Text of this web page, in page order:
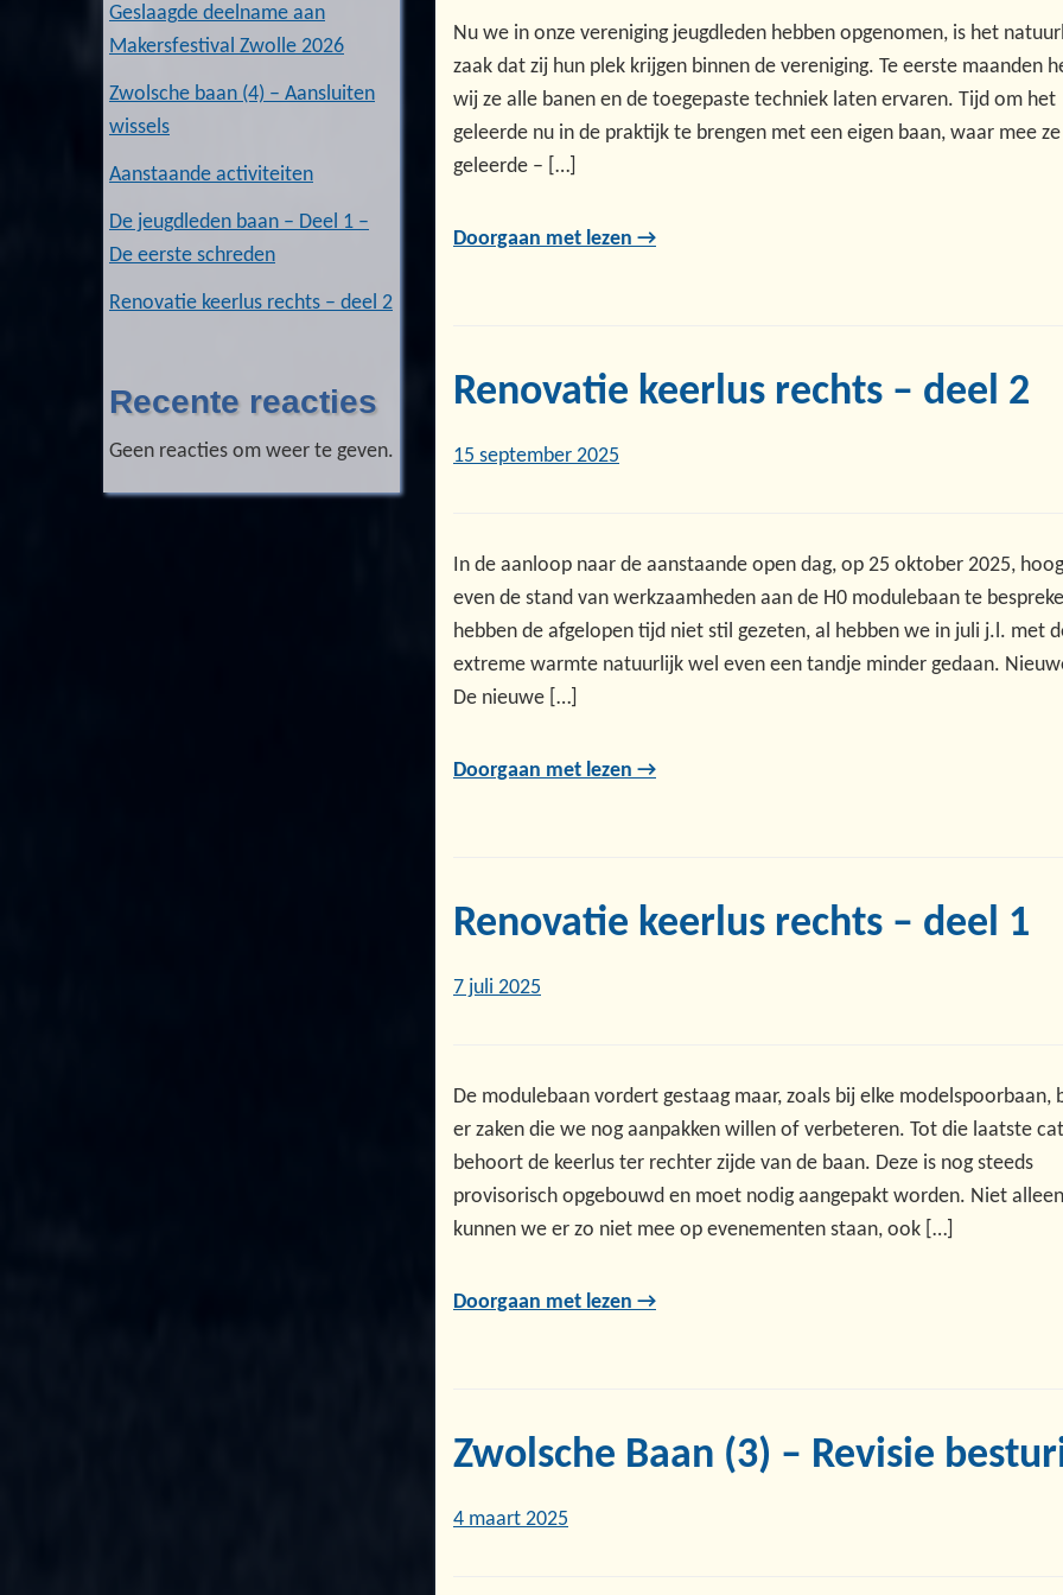
Geslaagde deelname aan
Makersfestival Zwolle 2026
Zwolsche baan (4) – Aansluiten
wissels
Aanstaande activiteiten
De jeugdleden baan – Deel 1 –
De eerste schreden
Renovatie keerlus rechts – deel 2
Recente reacties
Geen reacties om weer te geven.
Nu we in onze vereniging jeugdleden hebben opgenomen, is het
zaak dat zij hun plek krijgen binnen de vereniging. Te eerste maanden
wij ze alle banen en de toegepaste techniek laten ervaren. Tijd om het
geleerde nu in de praktijk te brengen met een eigen baan, waar mee
geleerde – […]
Doorgaan met lezen →
Renovatie keerlus rechts – deel 2
15 september 2025
In de aanloop naar de aanstaande open dag, op 25 oktober 2025,
even de stand van werkzaamheden aan de H0 modulebaan te
hebben de afgelopen tijd niet stil gezeten, al hebben we in juli j.l. met
extreme warmte natuurlijk wel even een tandje minder gedaan.
De nieuwe […]
Doorgaan met lezen →
Renovatie keerlus rechts – deel 1
7 juli 2025
De modulebaan vordert gestaag maar, zoals bij elke modelspoorbaan,
er zaken die we nog aanpakken willen of verbeteren. Tot die laatste
behoort de keerlus ter rechter zijde van de baan. Deze is nog steeds
provisorisch opgebouwd en moet nodig aangepakt worden. Niet alleen
kunnen we er zo niet mee op evenementen staan, ook […]
Doorgaan met lezen →
Zwolsche Baan (3) – Revisie
4 maart 2025